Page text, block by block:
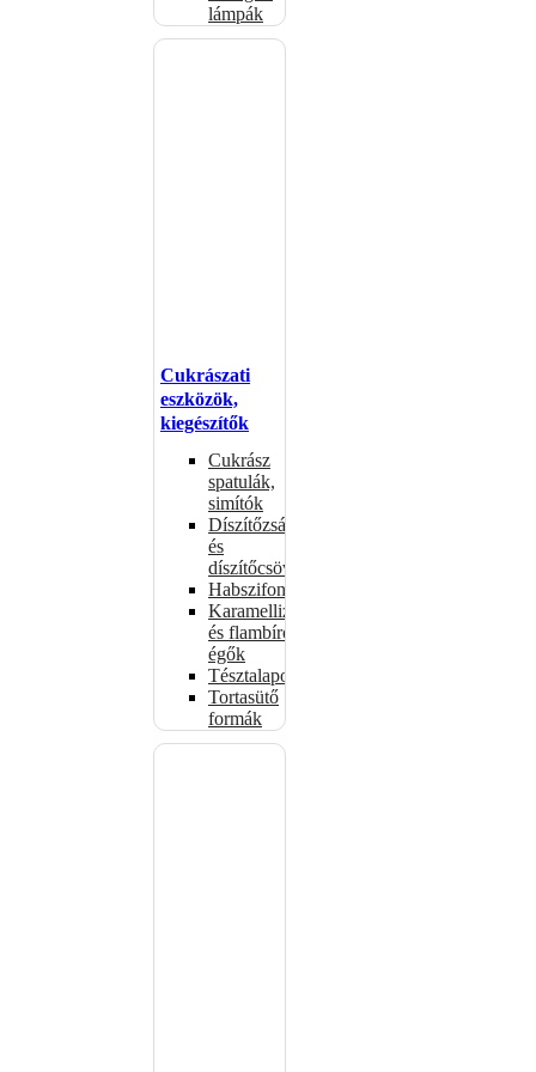
lámpák
Cukrászati
eszközök,
kiegészítők
Cukrász
spatulák,
simítók
Díszítőzsákok
és
díszítőcsövek
Habszifonok
Karamellizáló
és flambírozó
égők
Tésztalapok
Tortasütő
formák